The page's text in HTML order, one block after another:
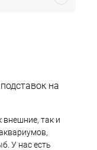
на
внешние, так и
У нас есть